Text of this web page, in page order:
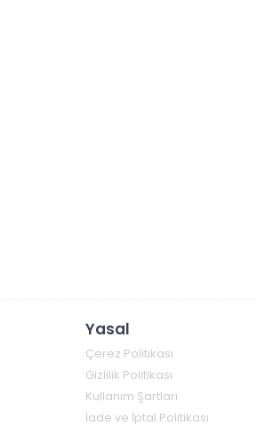
Yasal
Çerez Politikası
Gizlilik Politikası
Kullanım Şartları
İade ve İptal Politikası